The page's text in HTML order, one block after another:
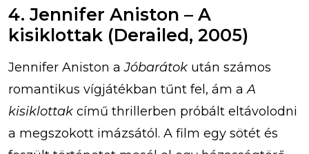
4. Jennifer Aniston – A
kisiklottak (Derailed, 2005)
Jennifer Aniston aJóbarátok után számos
romantikus vígjátékban tűnt fel, ám aA
kisiklottak című thrillerben próbált eltávolodni
a megszokott imázsától. A film egy sötét és